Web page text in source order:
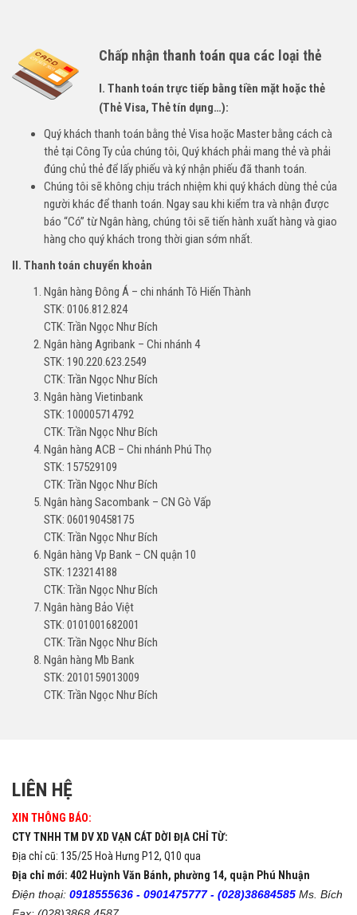
Chấp nhận thanh toán qua các loại thẻ
I. Thanh toán trực tiếp bằng tiền mặt hoặc thẻ
(Thẻ Visa, Thẻ tín dụng…):
Quý khách thanh toán bằng thẻ Visa hoặc Master bằng cách cà
thẻ tại Công Ty của chúng tôi, Quý khách phải mang thẻ và phải
đúng chủ thẻ để lấy phiếu và ký nhận phiếu đã thanh toán.
Chúng tôi sẽ không chịu trách nhiệm khi quý khách dùng thẻ của
người khác để thanh toán. Ngay sau khi kiểm tra và nhận được
báo “Có” từ Ngân hàng, chúng tôi sẽ tiến hành xuất hàng và giao
hàng cho quý khách trong thời gian sớm nhất.
II. Thanh toán chuyển khoản
Ngân hàng Đông Á – chi nhánh Tô Hiến Thành
STK: 0106.812.824
CTK: Trần Ngọc Như Bích
Ngân hàng Agribank – Chi nhánh 4
STK: 190.220.623.2549
CTK: Trần Ngọc Như Bích
Ngân hàng Vietinbank
STK: 100005714792
CTK: Trần Ngọc Như Bích
Ngân hàng ACB – Chi nhánh Phú Thọ
STK: 157529109
CTK: Trần Ngọc Như Bích
Ngân hàng Sacombank – CN Gò Vấp
STK: 060190458175
CTK: Trần Ngọc Như Bích
Ngân hàng Vp Bank – CN quận 10
STK: 123214188
CTK: Trần Ngọc Như Bích
Ngân hàng Bảo Việt
STK: 0101001682001
CTK: Trần Ngọc Như Bích
Ngân hàng Mb Bank
STK: 2010159013009
CTK: Trần Ngọc Như Bích
LIÊN HỆ
XIN THÔNG BÁO:
CTY TNHH TM DV XD VẠN CÁT DỜI ĐỊA CHỈ TỪ:
Địa chỉ cũ: 135/25 Hoà Hưng P12, Q10 qua
Địa chỉ mới: 402 Huỳnh Văn Bánh, phường 14, quận Phú Nhuận
Điện thoại: 0918555636 - 0901475777 - (028)38684585 Ms. Bích